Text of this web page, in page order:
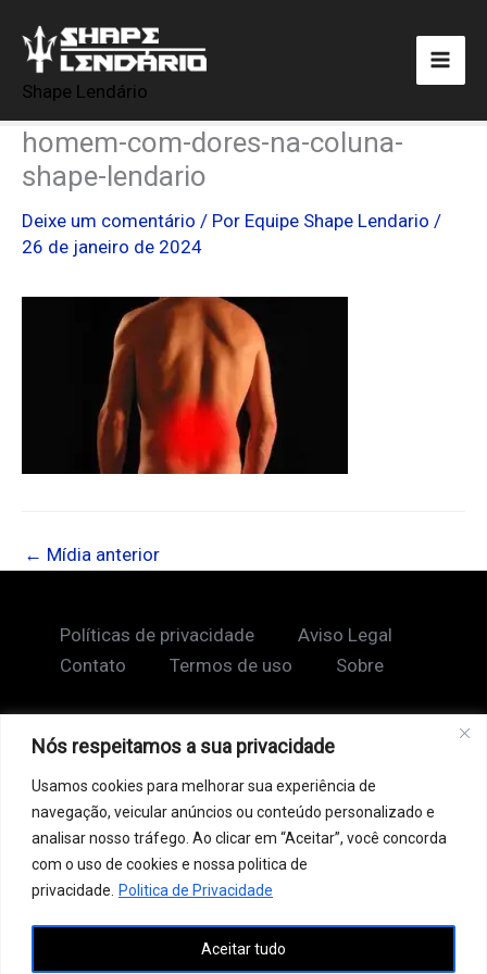
Nós respeitamos a sua privacidade
Usamos cookies para melhorar sua experiência de
navegação, veicular anúncios ou conteúdo personalizado e
analisar nosso tráfego. Ao clicar em “Aceitar”, você concorda
com o uso de cookies e nossa politica de
privacidade. Politica de Privacidade
Aceitar tudo
para
conteúdo
Shape Lendário
homem-com-dores-na-coluna-
shape-lendario
Deixe um comentário / Por Equipe Shape Lendario /
26 de janeiro de 2024
← Mídia anterior
Políticas de privacidade
Aviso Legal
Contato
Termos de uso Sobre
Ao acessar este site, você concorda com nossos
Termos de Uso e Política de Privacidade. Este site
pode conter links patrocinados, incluindo do Google
AdSense, e links de afiliados. Podemos receber uma
comissão por vendas feitas através desses links. o
conteúdo aqui presente, incluindo textos, é protegido